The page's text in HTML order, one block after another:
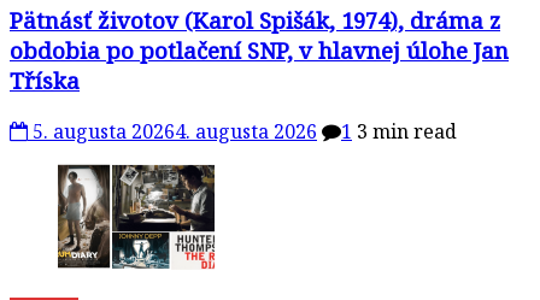
Pätnásť životov (Karol Spišák, 1974), dráma z
obdobia po potlačení SNP, v hlavnej úlohe Jan
Tříska
5. augusta 20264. augusta 2026 1 3 min read